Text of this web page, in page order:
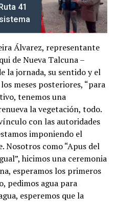
41
Álvarez, representante
de Nueva Talcuna –
la jornada, su sentido y el
meses posteriores, “para
tenemos una
la vegetación, todo.
con las autoridades
imponiendo el
Nosotros como “Apus del
hicimos una ceremonia
esperamos los primeros
pedimos agua para
esperemos que la